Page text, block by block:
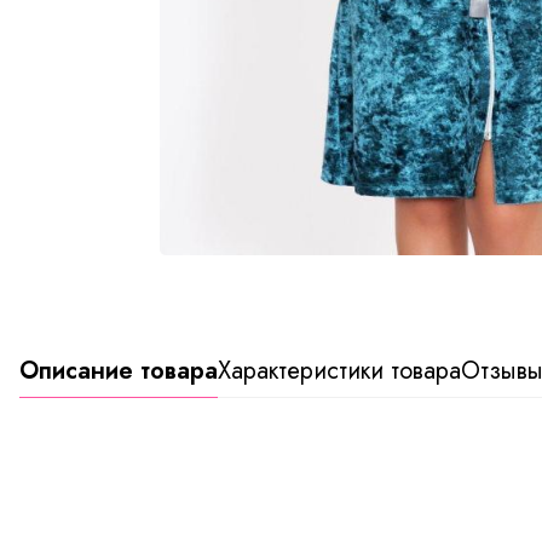
Описание товараХарактеристики товараОтзывы